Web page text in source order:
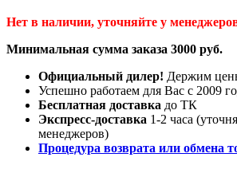
Нет в наличии, уточняйте у
Минимальная сумма заказа 3000 руб.
Официальный дилер! Держим
Успешно работаем для Вас с 2009
Бесплатная доставка до ТК
Экспресс-доставка 1-2 часа
менеджеров)
Процедура возврата или обмена